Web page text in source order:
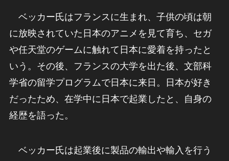
ベッカー氏はフランスに生まれ、子供の頃は朝
に放映されていた日本のアニメを見て育ち、セガ
や任天堂のゲームに触れて日本に愛着を持ったと
いう。その後、フランスの大学を出た後、文部科
学省の留学プログラムで日本に来日。日本が好き
だったため、在学中に日本で起業したと、自身の
経歴を語った。
ベッカー氏は起業後に製品の輸出や輸入を行う